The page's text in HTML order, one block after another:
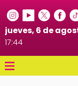
jueves, 6 de
17:44
≡